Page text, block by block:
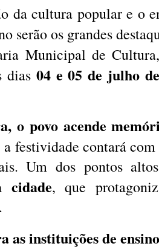
da cultura popular e o
serão os grandes
Municipal de
dias 04 e 05 de julho
o povo acende
a festividade contará
Um dos pontos
cidade, que
as instituições de